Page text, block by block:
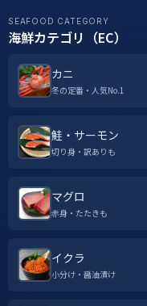
SEAFOOD CATEGORY
海鮮カテゴリ（EC）
カニ
冬の定番・人気No.1
鮭・サーモン
切り身・訳ありも
マグロ
赤身・たたきも
イクラ
小分け・醤油漬け